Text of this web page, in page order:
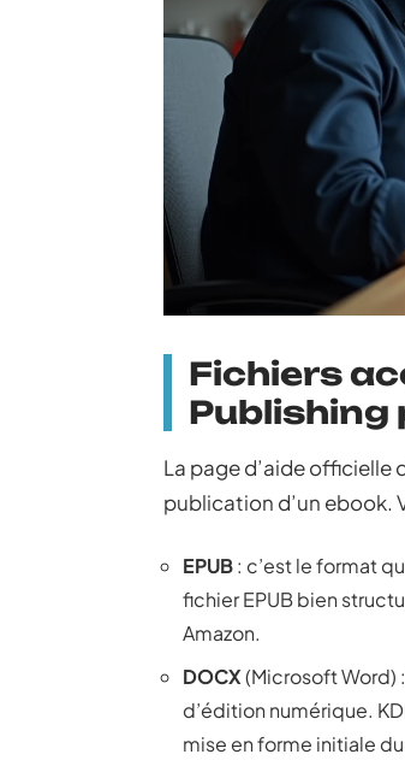
Fichiers
Publishing
La page d’aide officielle
publication d’un ebook.
EPUB: c’est le format
fichier EPUB bien
Amazon.
DOCX(Microsoft Word)
d’édition numérique.
mise en forme initiale